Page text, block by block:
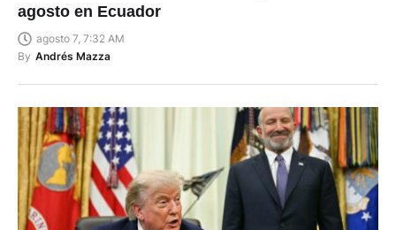
agosto en Ecuador
agosto 7, 7:32 AM
By Andrés Mazza